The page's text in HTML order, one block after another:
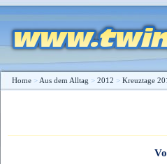
Home > Aus dem Alltag > 2012 > Kreuztage